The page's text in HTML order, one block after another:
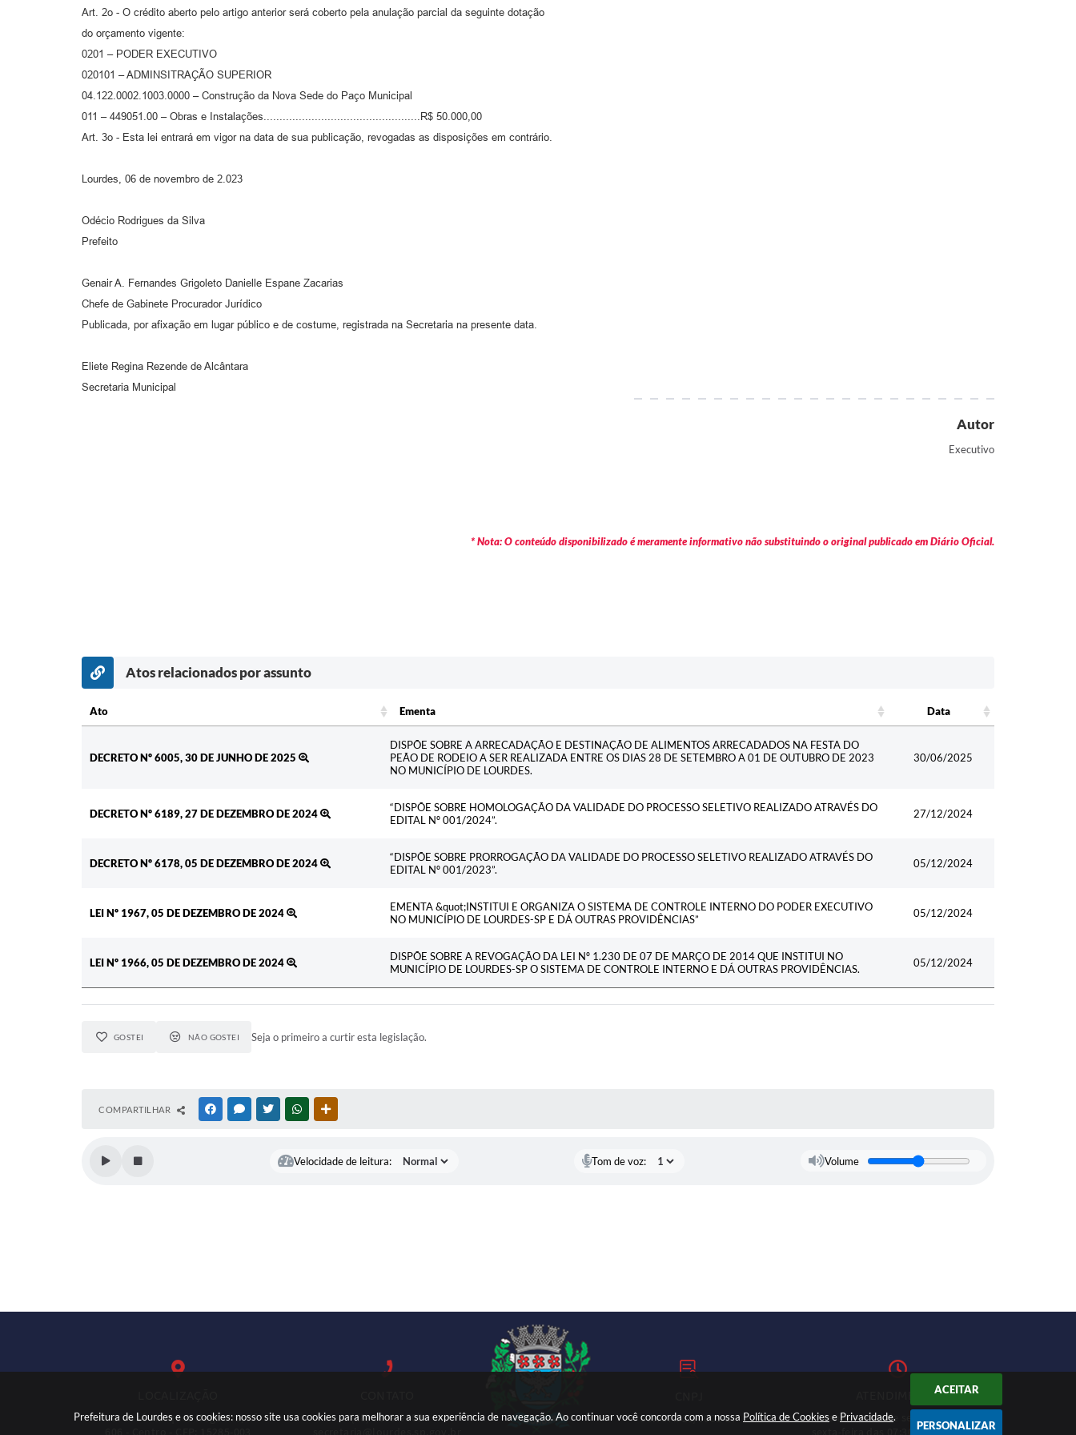
Prefeitura de Lourdes e os cookies: nosso site usa cookies para melhorar a sua experiência de navegação. Ao continuar você concorda com a nossa Política de Cookies e Privacidade.
ACEITAR
PERSONALIZAR
Art. 2o - O crédito aberto pelo artigo anterior será coberto pela anulação parcial da seguinte dotação
do orçamento vigente:
0201 – PODER EXECUTIVO
020101 – ADMINSITRAÇÃO SUPERIOR
04.122.0002.1003.0000 – Construção da Nova Sede do Paço Municipal
011 – 449051.00 – Obras e Instalações.................................................R$ 50.000,00
Art. 3o - Esta lei entrará em vigor na data de sua publicação, revogadas as disposições em contrário.
Lourdes, 06 de novembro de 2.023
Odécio Rodrigues da Silva
Prefeito
Genair A. Fernandes Grigoleto Danielle Espane Zacarias
Chefe de Gabinete Procurador Jurídico
Publicada, por afixação em lugar público e de costume, registrada na Secretaria na presente data.
Eliete Regina Rezende de Alcântara
Secretaria Municipal
Autor
Executivo
* Nota: O conteúdo disponibilizado é meramente informativo não substituindo o original publicado em Diário Oficial.
Atos relacionados por assunto
Ato Ementa
Data
DECRETO Nº 6005, 30 DE JUNHO DE 2025
DISPÕE SOBRE A ARRECADAÇÃO E DESTINAÇÃO DE ALIMENTOS ARRECADADOS NA FESTA DO
PEÃO DE RODEIO A SER REALIZADA ENTRE OS DIAS 28 DE SETEMBRO A 01 DE OUTUBRO DE 2023
NO MUNICÍPIO DE LOURDES.
30/06/2025
DECRETO Nº 6189, 27 DE DEZEMBRO DE 2024
“DISPÕE SOBRE HOMOLOGAÇÃO DA VALIDADE DO PROCESSO SELETIVO REALIZADO ATRAVÉS DO
EDITAL Nº 001/2024”.
27/12/2024
DECRETO Nº 6178, 05 DE DEZEMBRO DE 2024
“DISPÕE SOBRE PRORROGAÇÃO DA VALIDADE DO PROCESSO SELETIVO REALIZADO ATRAVÉS DO
EDITAL Nº 001/2023”.
05/12/2024
LEI Nº 1967, 05 DE DEZEMBRO DE 2024
EMENTA &quot;INSTITUI E ORGANIZA O SISTEMA DE CONTROLE INTERNO DO PODER EXECUTIVO
NO MUNICÍPIO DE LOURDES-SP E DÁ OUTRAS PROVIDÊNCIAS”
05/12/2024
LEI Nº 1966, 05 DE DEZEMBRO DE 2024
DISPÕE SOBRE A REVOGAÇÃO DA LEI Nº 1.230 DE 07 DE MARÇO DE 2014 QUE INSTITUI NO
MUNICÍPIO DE LOURDES-SP O SISTEMA DE CONTROLE INTERNO E DÁ OUTRAS PROVIDÊNCIAS.
05/12/2024
GOSTEI NÃO GOSTEI Seja o primeiro a curtir esta legislação.
COMPARTILHAR FACEBOOKMESSENGER
TWITTERWHATSAPP
Velocidade de leitura: Tom de voz: Volume
Rua: José Marques Nogueira, nº
(18) 3699-9000
59.767.921/0001-27
ATENDIMENTO
Atendimento de segunda-feira a
sexta-feira das 07:30h às 11h e das